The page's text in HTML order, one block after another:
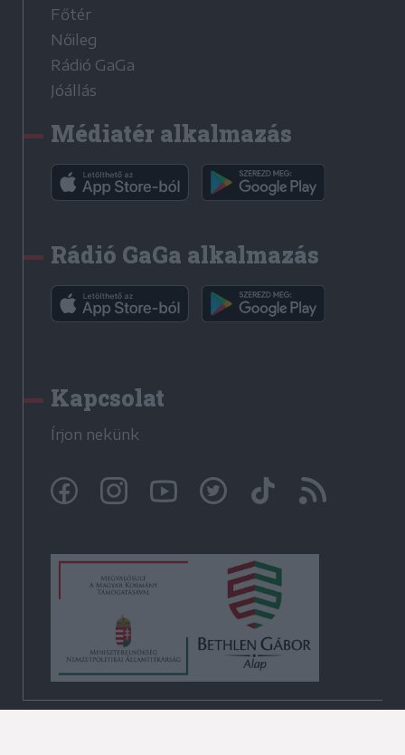
Főtér
Nőileg
Rádió GaGa
Jóállás
Médiatér alkalmazás
Rádió GaGa alkalmazás
Kapcsolat
Írjon nekünk